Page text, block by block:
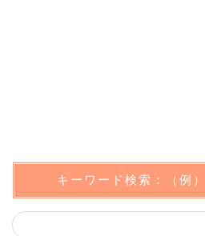
キーワード検索：（例